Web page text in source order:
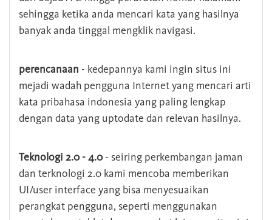
sehingga ketika anda mencari kata yang hasilnya
banyak anda tinggal mengklik navigasi.
perencanaan - kedepannya kami ingin situs ini
mejadi wadah pengguna Internet yang mencari arti
kata pribahasa indonesia yang paling lengkap
dengan data yang uptodate dan relevan hasilnya.
Teknologi 2.0 - 4.0- seiring perkembangan jaman
dan terknologi 2.0 kami mencoba memberikan
UI/user interface yang bisa menyesuaikan
perangkat pengguna, seperti menggunakan